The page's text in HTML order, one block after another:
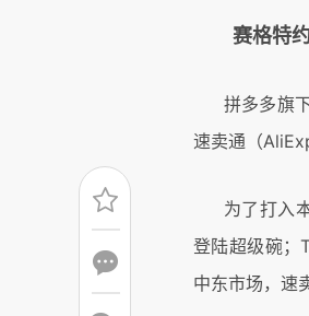
赛格特
拼多多旗
速卖通（
为了打入
登陆超级碗；
中东市场，速